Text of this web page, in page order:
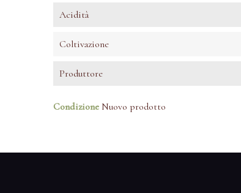
Acidità
Coltivazione
Produttore
Condizione Nuovo prodotto